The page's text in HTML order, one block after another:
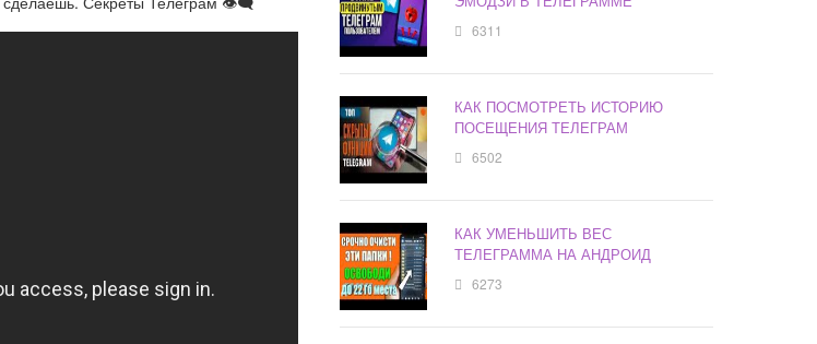
6311
КАК ПОСМОТРЕТЬ ИСТОРИЮ
ПОСЕЩЕНИЯ ТЕЛЕГРАМ
6502
КАК УМЕНЬШИТЬ ВЕС
ТЕЛЕГРАММА НА АНДРОИД
6273